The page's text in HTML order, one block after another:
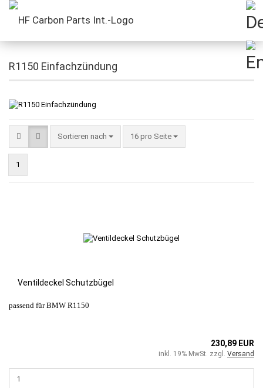
R1150 Einfachzündung
Sortieren nach 16 pro Seite
1
Ventildeckel Schutzbügel
passend für BMW R1150
230,89 EUR
inkl. 19% MwSt. zzgl. Versand